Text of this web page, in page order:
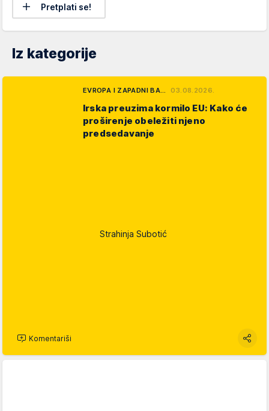
Pretplati se!
Iz kategorije
EVROPA I ZAPADNI BA… 03.08.2026.
Irska preuzima kormilo EU: Kako će
proširenje obeležiti njeno
predsedavanje
Strahinja Subotić
Komentariši